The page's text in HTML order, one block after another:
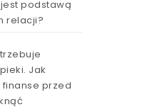
podstawą
relacji?
Jak
przed